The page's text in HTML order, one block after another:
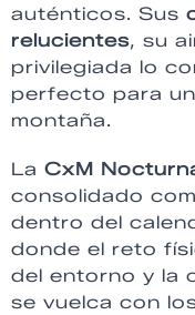
auténticos. Sus
relucientes, su
privilegiada lo
perfecto para
montaña.
La CxM
consolidado
dentro del
donde el reto
del entorno y la
se vuelca con